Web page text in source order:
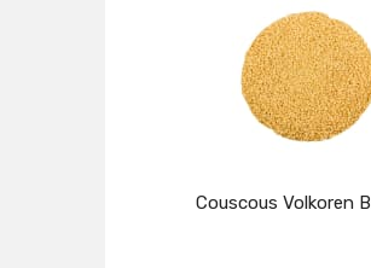
Couscous Volkoren